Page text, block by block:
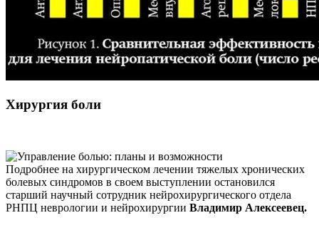
Хирургия боли
Подробнее на хирургическом лечении тяжелых хронических
болевых синдромов в своем выступлении остановился
старший научный сотрудник нейрохирургического отдела
РНПЦ неврологии и нейрохирургии Владимир Алексеевец.